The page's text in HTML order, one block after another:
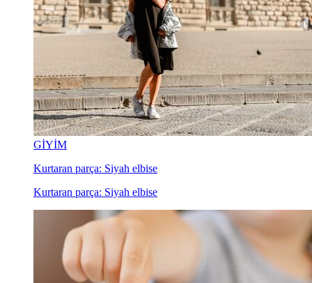
GİYİM
Kurtaran parça: Siyah elbise
Kurtaran parça: Siyah elbise